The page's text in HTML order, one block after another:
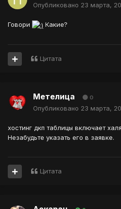
Опубликовано 23 марта,
Говори Какие?
Цитата
Метелица 0
Опубликовано 23 марта,
хостинг дкп таблицы включает
Незабудьте указать его в заявке.
Цитата